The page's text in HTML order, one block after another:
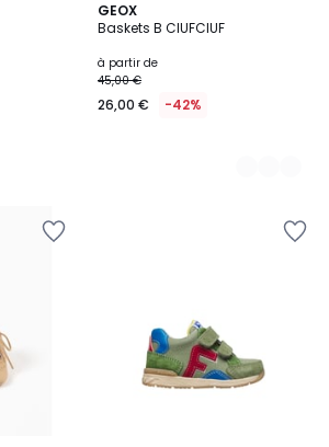
GEOX
Baskets B CIUFCIUF
à partir de
45,00 €
26,00 € -42%
2
Couleurs